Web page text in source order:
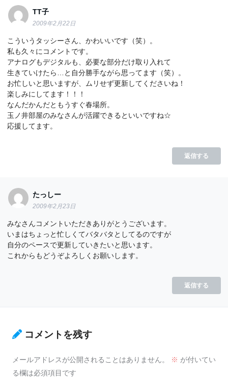
TT子
2009年2月22日
こういうタッシーさん、かわいいです（笑）。
私も久々にコメントです。
アナログもデジタルも、必要な部分だけ取り入れて
生きていけたら…と自分勝手ながら思ってます（笑）。
お忙しいと思いますが、ムリせず更新してくださいね！
楽しみにしてます！！！
なんだかんだともうすぐ春場所。
玉ノ井部屋のみなさんが活躍できるといいですね☆
応援してます。
返信する
たっしー
2009年2月23日
みなさんコメントいただきありがとうございます。
いまはちょっと忙しくてバタバタとしてるのですが
自分のペースで更新していきたいと思います。
これからもどうぞよろしくお願いします。
返信する
コメントを残す
メールアドレスが公開されることはありません。 ※ が付いてい
る欄は必須項目です